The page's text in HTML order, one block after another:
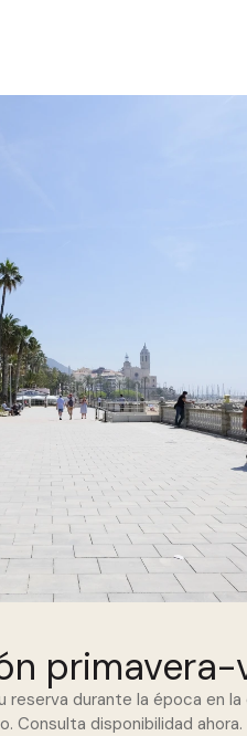
primavera-
durante la época en
Consulta disponibilidad ahora.